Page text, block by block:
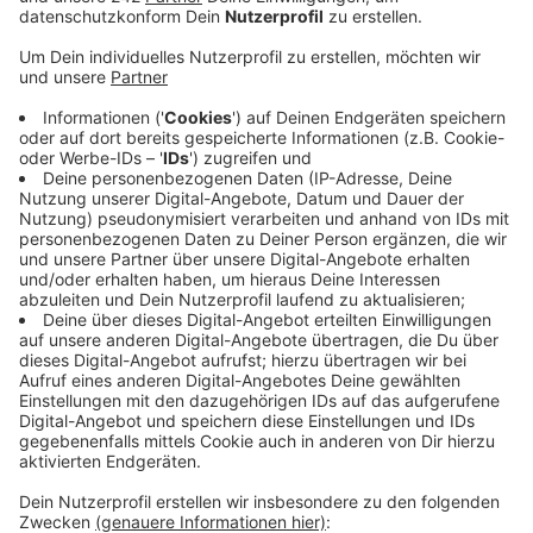
Mittwoch, 10.06.2020 07:38
Außerdem kommen die Bundesliga-Stadien in
Gelsenkirchen und Düsseldorf in Frage. Eine offizielle
Bestätigung des Deutschen Fußball-Bundes zu einer
Bewerbung aus NRW steht noch aus. Außerdem hat
sich auch der Großraum Frankfurt um die Austragung
beworben. Der Wettbewerb war wie die Champions
League wegen der Corona-Pandemie im März mitten
im Achtelfinale unterbrochen worden. Jetzt sollen alle
noch ausstehenden Partien Mitte und Ende August in
einer Region ausgetragen werden.